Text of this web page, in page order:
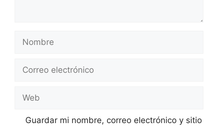
Nombre
Correo
Web
Guardar mi nombre, correo electrónico y sitio